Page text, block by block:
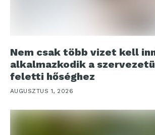
Nem csak több vizet kell
alkalmazkodik a
feletti hőséghez
AUGUSZTUS 1, 2026